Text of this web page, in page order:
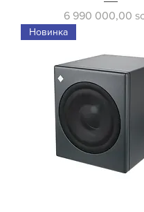
Price
6 990 000,00
Новинка